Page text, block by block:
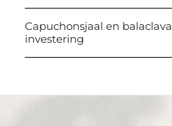
Capuchonsjaal en
investering